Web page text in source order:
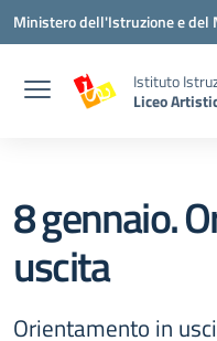
Vai ai contenuti
Vai al menu di navigazione
Vai al footer
Ministero dell'Istruzione e del
Istituto
Liceo
8 gennaio.
uscita
Orientamento in